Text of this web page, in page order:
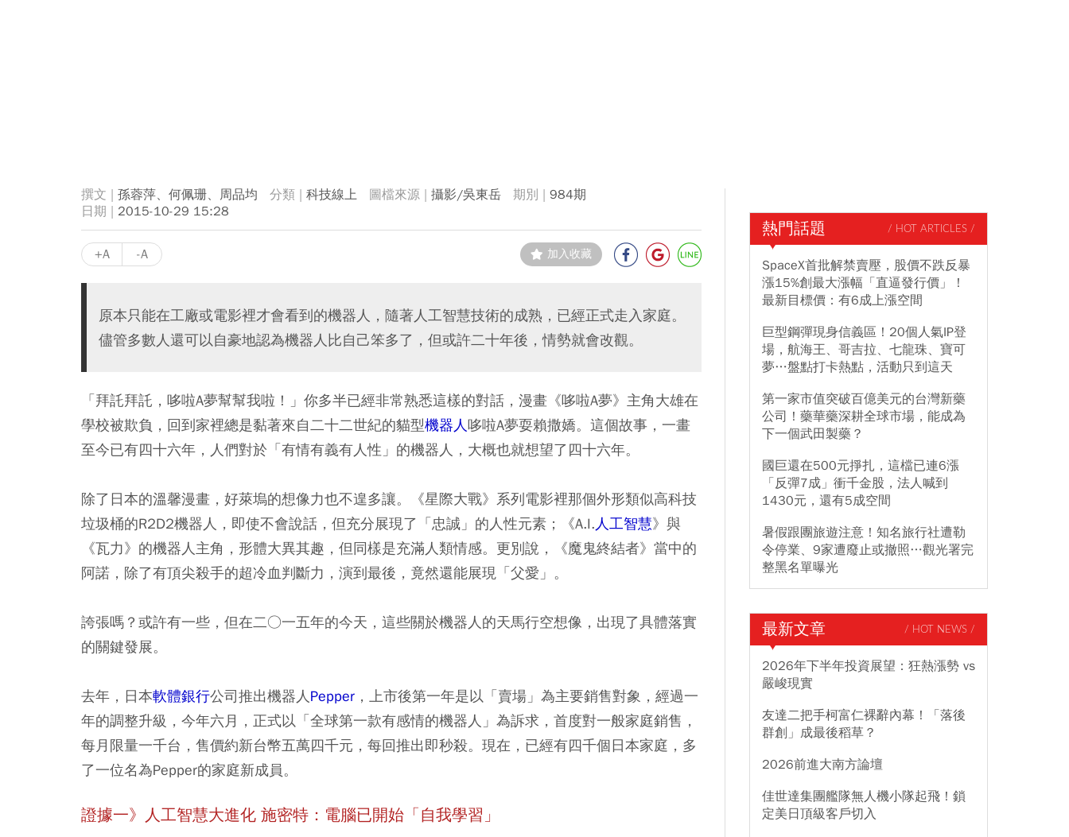
孫蓉萍、何佩珊、周品均 科技線上 攝影/吳東岳
984期
2015-10-29 15:28
+A -A 加入收藏
原本只能在工廠或電影裡才會看到的機器人，隨著人工智慧技術的成熟，已經正式走入家庭。
儘管多數人還可以自豪地認為機器人比自己笨多了，但或許二十年後，情勢就會改觀。
「拜託拜託，哆啦A夢幫幫我啦！」你多半已經非常熟悉這樣的對話，漫畫《哆啦A夢》主角大雄在
學校被欺負，回到家裡總是黏著來自二十二世紀的貓型機器人哆啦A夢耍賴撒嬌。這個故事，一畫
至今已有四十六年，人們對於「有情有義有人性」的機器人，大概也就想望了四十六年。
除了日本的溫馨漫畫，好萊塢的想像力也不遑多讓。《星際大戰》系列電影裡那個外形類似高科技
垃圾桶的R2D2機器人，即使不會說話，但充分展現了「忠誠」的人性元素；《A.I. 人工智慧》與
《瓦力》的機器人主角，形體大異其趣，但同樣是充滿人類情感。更別說，《魔鬼終結者》當中的
阿諾，除了有頂尖殺手的超冷血判斷力，演到最後，竟然還能展現「父愛」。
誇張嗎？或許有一些，但在二○一五年的今天，這些關於機器人的天馬行空想像，出現了具體落實
的關鍵發展。
去年，日本軟體銀行公司推出機器人 Pepper ，上市後第一年是以「賣場」為主要銷售對象，經過一
年的調整升級，今年六月，正式以「全球第一款有感情的機器人」為訴求，首度對一般家庭銷售，
每月限量一千台，售價約新台幣五萬四千元，每回推出即秒殺。現在，已經有四千個日本家庭，多
了一位名為Pepper的家庭新成員。
證據一》人工智慧大進化 施密特：電腦已開始「自我學習」
熱門話題 / HOT ARTICLES /
SpaceX首批解禁賣壓，股價不跌反暴
漲15%創最大漲幅「直逼發行價」！
最新目標價：有6成上漲空間
巨型鋼彈現身信義區！20個人氣IP登
場，航海王、哥吉拉、七龍珠、寶可
夢…盤點打卡熱點，活動只到這天
第一家市值突破百億美元的台灣新藥
公司！藥華藥深耕全球市場，能成為
下一個武田製藥？
國巨還在500元掙扎，這檔已連6漲
「反彈7成」衝千金股，法人喊到
1430元，還有5成空間
暑假跟團旅遊注意！知名旅行社遭勒
令停業、9家遭廢止或撤照…觀光署完
整黑名單曝光
最新文章 / HOT NEWS /
2026年下半年投資展望：狂熱漲勢 vs
嚴峻現實
友達二把手柯富仁裸辭內幕！「落後
群創」成最後稻草？
2026前進大南方論壇
佳世達集團艦隊無人機小隊起飛！鎖
定美日頂級客戶切入